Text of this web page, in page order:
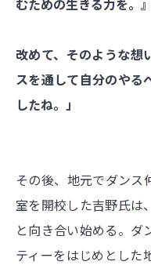
むための生きる力を。』
改めて、そのような想
スを通して自分のやる
したね。」
その後、地元でダンス
室を開校した吉野氏は
と向き合い始める。ダ
ティーをはじめとした